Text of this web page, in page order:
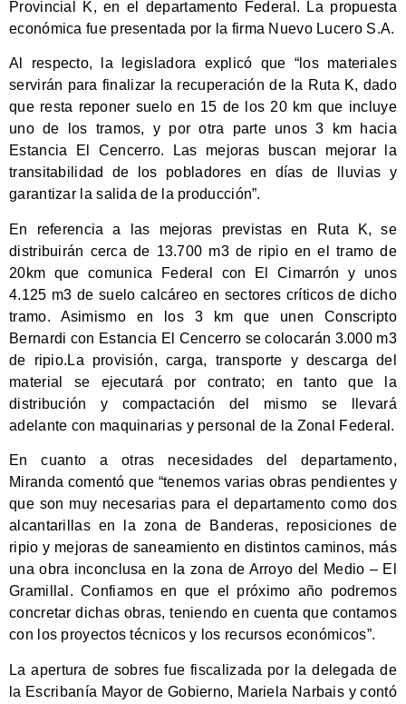
Provincial K, en el departamento Federal. La propuesta
económica fue presentada por la firma Nuevo Lucero S.A.
Al respecto, la legisladora explicó que “los materiales
servirán para finalizar la recuperación de la Ruta K, dado
que resta reponer suelo en 15 de los 20 km que incluye
uno de los tramos, y por otra parte unos 3 km hacia
Estancia El Cencerro. Las mejoras buscan mejorar la
transitabilidad de los pobladores en días de lluvias y
garantizar la salida de la producción”.
En referencia a las mejoras previstas en Ruta K, se
distribuirán cerca de 13.700 m3 de ripio en el tramo de
20km que comunica Federal con El Cimarrón y unos
4.125 m3 de suelo calcáreo en sectores críticos de dicho
tramo. Asimismo en los 3 km que unen Conscripto
Bernardi con Estancia El Cencerro se colocarán 3.000 m3
de ripio.La provisión, carga, transporte y descarga del
material se ejecutará por contrato; en tanto que la
distribución y compactación del mismo se llevará
adelante con maquinarias y personal de la Zonal Federal.
En cuanto a otras necesidades del departamento,
Miranda comentó que “tenemos varias obras pendientes y
que son muy necesarias para el departamento como dos
alcantarillas en la zona de Banderas, reposiciones de
ripio y mejoras de saneamiento en distintos caminos, más
una obra inconclusa en la zona de Arroyo del Medio – El
Gramillal. Confiamos en que el próximo año podremos
concretar dichas obras, teniendo en cuenta que contamos
con los proyectos técnicos y los recursos económicos”.
La apertura de sobres fue fiscalizada por la delegada de
la Escribanía Mayor de Gobierno, Mariela Narbais y contó